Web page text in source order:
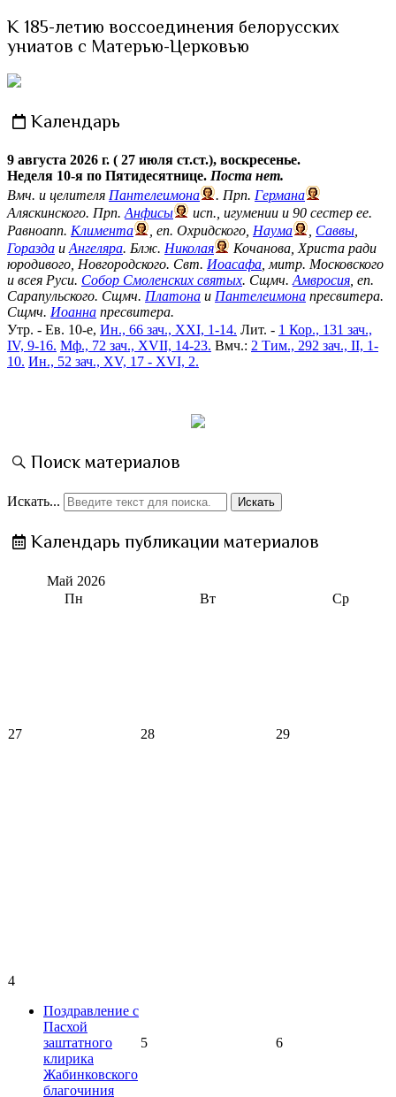
К 185-летию воссоединения белорусских
униатов с Матерью-Церковью
Календарь
9 августа 2026 г. ( 27 июля ст.ст.), воскресенье.
Неделя 10-я по Пятидесятнице. Поста нет.
Вмч. и целителя Пантелеимона . Прп. Германа
Аляскинского. Прп. Анфисы
исп., игумении и 90 сестер ее.
Равноапп. Климента , еп. Охридского, Наума Саввы
Горазда и Ангеляра. Блж. Николая
Кочанова, Христа ради
юродивого, Новгородского. Свт. Иоасафа , митр. Московского
и всея Руси. Собор Смоленских святых. Сщмч. Амвросия , еп.
Сарапульского. Сщмч. Платона и Пантелеимона пресвитера.
Сщмч. Иоанна пресвитера.
Утр. - Ев. 10-е, Ин., 66 зач., XXI, 1-14. Лит. - 1 Кор., 131 зач.,
IV, 9-16. Мф., 72 зач., XVII, 14-23. Вмч.: 2 Тим., 292 зач., II, 1-
10. Ин., 52 зач., XV, 17 - XVI, 2.
Поиск материалов
Искать... Искать
Календарь публикации материалов
Май 2026
Пн
Вт Ср
27 28 29
4
Поздравление с
Пасхой
заштатного
клирика
Жабинковского
благочиния
5 6